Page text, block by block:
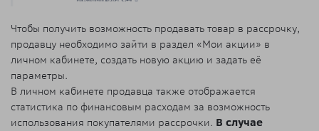
Чтобы получить возможность продавать товар в рассрочку,
продавцу необходимо зайти в раздел «Мои акции» в
личном кабинете, создать новую акцию и задать её
параметры.
В личном кабинете продавца также отображается
статистика по финансовым расходам за возможность
использования покупателями рассрочки. В случае